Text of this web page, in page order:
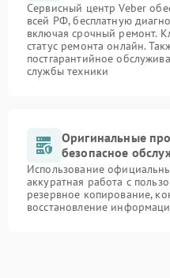
Сервисный центр Veber
всей РФ, бесплатную
включая срочный ремонт.
статус ремонта онлайн.
постгарантийное
службы техники
Оригинальные
безопасное
Использование
аккуратная работа с
резервное копирование,
восстановление